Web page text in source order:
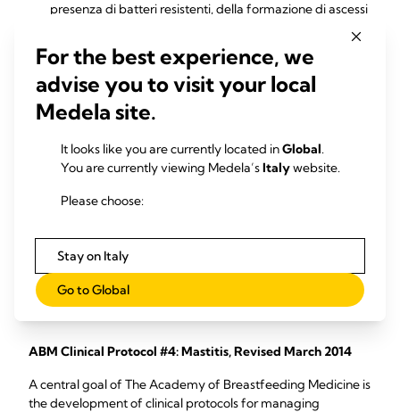
presenza di batteri resistenti, della formazione di ascessi
Abstract degli studi
breastfeeding women: incidence and determinants
by women who are breastfeeding. Mastitis is an
Amir LH, Forster DA , Lumley J, McLachlan H (2007)
BMC Public Health. 7:62
ABM Clinical Protocol #4: Mastitis, Revised March 2014
A central goal of The Academy of Breastfeeding Medicine is
the development of clinical protocols for managing
For the best experience, we
advise you to visit your local
Medela site.
It looks like you are currently located inGlobal.
You are currently viewing Medela’sItalywebsite.
Please choose:
Stay on Italy
Go to Global